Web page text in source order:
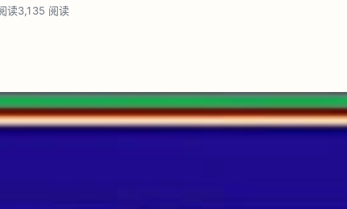
读3,135 阅读